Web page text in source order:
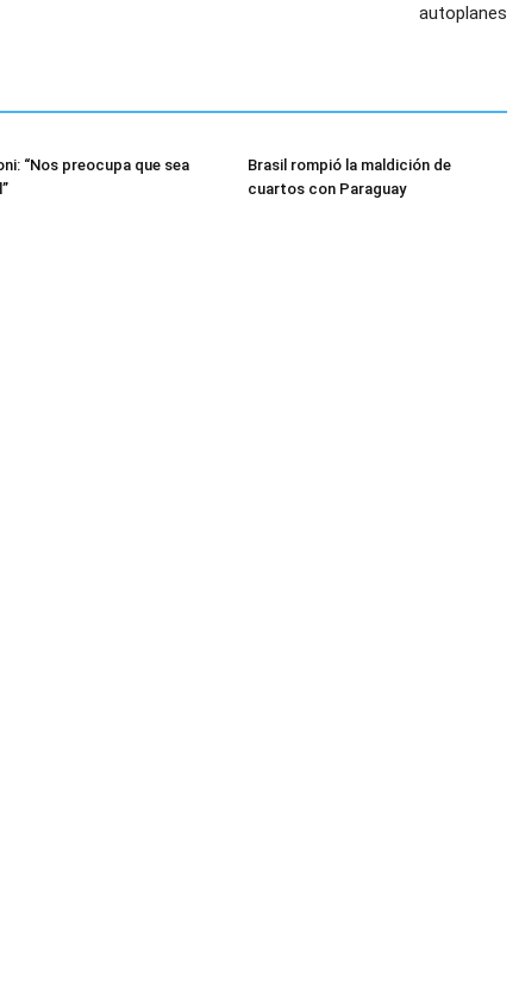
autoplanes
“Nos preocupa que sea
Brasil rompió la maldición de
cuartos con Paraguay